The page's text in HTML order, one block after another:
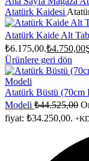
Atatürk Kaidesi
Atatürk Kaide Alt
₺6.175,00.₺4.750,00
Ürünlere geri dön
Atatürk Büstü (70cm
Modeli ₺44.525,00
fiyat: ₺34.250,00.